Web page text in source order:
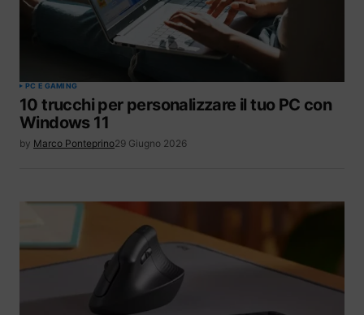
PC E GAMING
10 trucchi per personalizzare il tuo PC con
Windows 11
by Marco Ponteprino29 Giugno 2026